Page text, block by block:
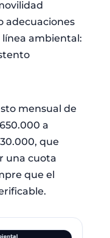
adecuaciones
línea ambiental:
mensual de
a
que
una cuota
que el